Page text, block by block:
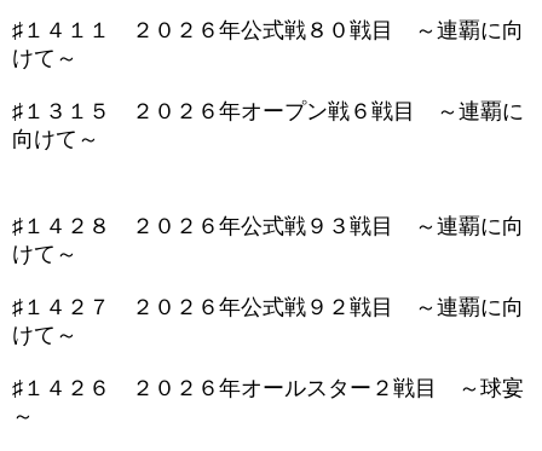
♯１４１１ ２０２６年公式戦８０戦目 ～連覇に向
けて～
♯１３１５ ２０２６年オープン戦６戦目 ～連覇に
向けて～
♯１４２８ ２０２６年公式戦９３戦目 ～連覇に向
けて～
♯１４２７ ２０２６年公式戦９２戦目 ～連覇に向
けて～
♯１４２６ ２０２６年オールスター２戦目 ～球宴
～